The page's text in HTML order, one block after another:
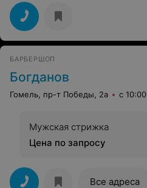
БАРБЕРШОП
Богданов
Гомель, пр-т Победы, 2а с 10:00
Мужская стрижка
Цена по запросу
Все адреса